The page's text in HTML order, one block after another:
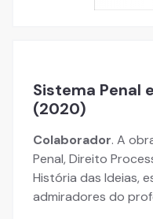
Sistema Penal
(2020)
Colaborador. A
Penal, Direito
História das Ideias,
admiradores do